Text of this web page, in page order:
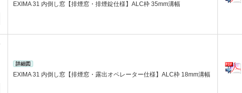
EXIMA 31 内倒し窓【排煙窓・排煙錠仕様】ALC枠 35mm溝幅
詳細図
EXIMA 31 内倒し窓【排煙窓・露出オペレーター仕様】ALC枠 18mm溝幅